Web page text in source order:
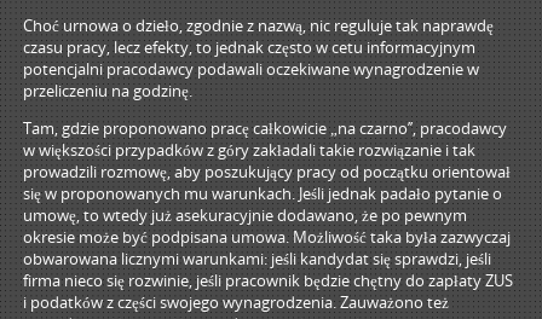
Choć urnowa o dzieło, zgodnie z nazwą, nic reguluje tak naprawdę
czasu pracy, lecz efekty, to jednak często w cetu informacyjnym
potencjalni pracodawcy podawali oczekiwane wynagrodzenie w
przeliczeniu na godzinę.
Tam, gdzie proponowano pracę całkowicie „na czarno’’, pracodawcy
w większości przypadków z góry zakładali takie rozwiązanie i tak
prowadzili rozmowę, aby poszukujący pracy od początku orientował
się w proponowanych mu warunkach. Jeśli jednak padało pytanie o
umowę, to wtedy już asekuracyjnie dodawano, że po pewnym
okresie może być podpisana umowa. Możliwość taka była zazwyczaj
obwarowana licznymi warunkami: jeśli kandydat się sprawdzi, jeśli
firma nieco się rozwinie, jeśli pracownik będzie chętny do zapłaty ZUS
i podatków z części swojego wynagrodzenia. Zauważono też